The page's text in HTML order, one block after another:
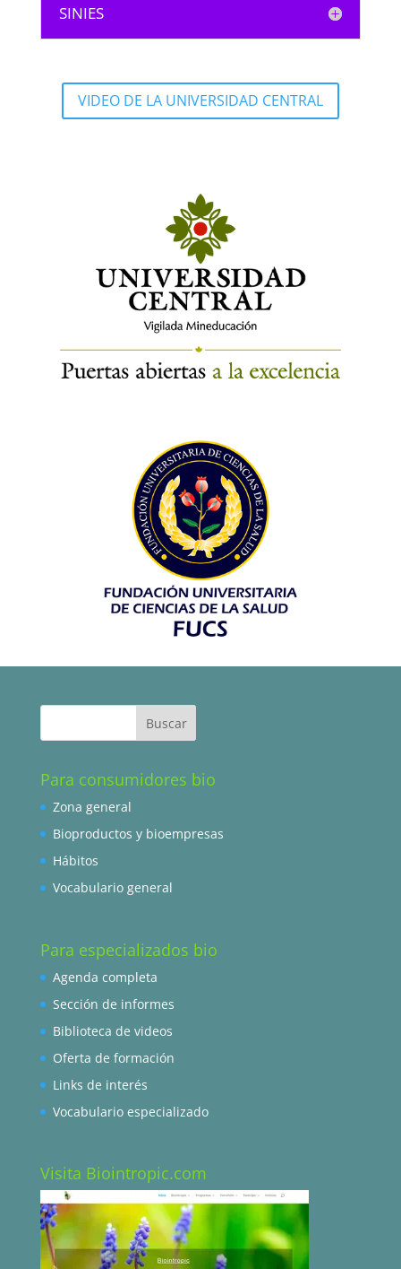
SINIES
VIDEO DE LA UNIVERSIDAD CENTRAL
Para consumidores bio
Zona general
Bioproductos y bioempresas
Hábitos
Vocabulario general
Para especializados bio
Agenda completa
Sección de informes
Biblioteca de videos
Oferta de formación
Links de interés
Vocabulario especializado
Visita Biointropic.com